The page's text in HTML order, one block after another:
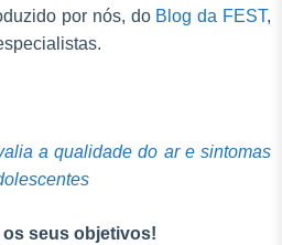
por nós, do Blog da FEST,
a qualidade do ar e sintomas
os seus objetivos!